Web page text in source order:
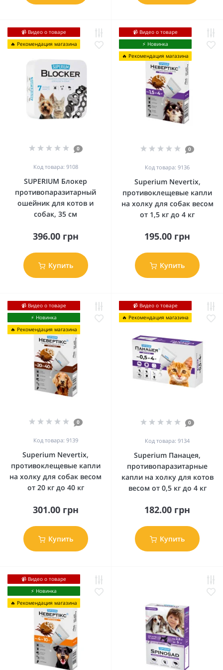
📹 Видео о товаре
🔥 Рекомендация магазина
0
Код товара: 9108
SUPERIUM Блокер
противопаразитарный
ошейник для котов и
собак, 35 см
396.00 грн
Купить
📹 Видео о товаре
⚡️ Новинка
🔥 Рекомендация магазина
0
Код товара: 9136
Superium Nevertix,
противоклещевые капли
на холку для собак весом
от 1,5 кг до 4 кг
195.00 грн
Купить
📹 Видео о товаре
⚡️ Новинка
🔥 Рекомендация магазина
0
Код товара: 9139
Superium Nevertix,
противоклещевые капли
на холку для собак весом
от 20 кг до 40 кг
301.00 грн
Купить
📹 Видео о товаре
🔥 Рекомендация магазина
0
Код товара: 9134
Superium Панацея,
противопаразитарные
капли на холку для котов
весом от 0,5 кг до 4 кг
182.00 грн
Купить
📹 Видео о товаре
⚡️ Новинка
🔥 Рекомендация магазина